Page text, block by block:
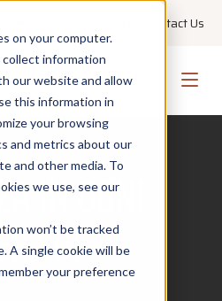
on your computer.
information
our website and allow
this information in
your browsing
and metrics about our
and other media. To
we use, see our
won’t be tracked
A single cookie will be
your preference
Contact Us
IN OGNI
CUI